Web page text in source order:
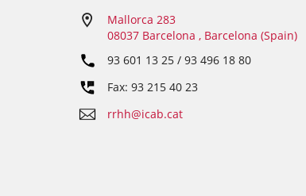
Mallorca 283
08037 Barcelona , Barcelona (Spain)
93 601 13 25 / 93 496 18 80
Fax: 93 215 40 23
rrhh@icab.cat